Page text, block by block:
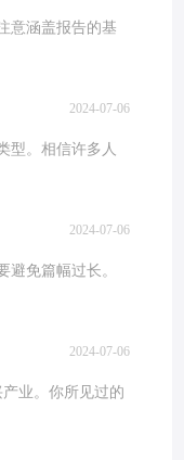
意涵盖报告的基
2024-07-06
型。相信许多人
2024-07-06
免篇幅过长。
2024-07-06
业。你所见过的